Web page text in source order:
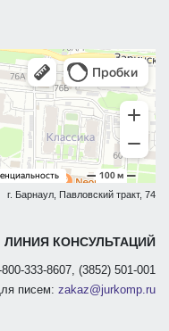
г. Барнаул, Павловский тракт, 74
ЛИНИЯ КОНСУЛЬТАЦИЙ
800-333-8607, (3852) 501-001
писем: zakaz@jurkomp.ru